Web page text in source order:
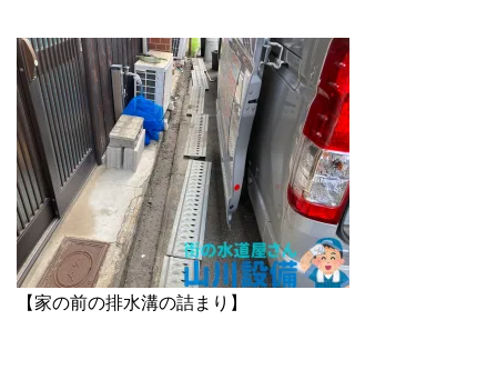
【家の前の排水溝の詰まり】